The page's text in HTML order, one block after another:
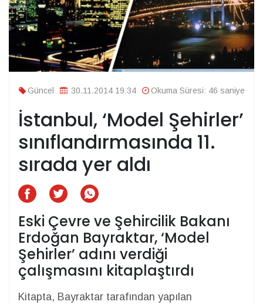
Güncel 30.11.2014 19:34 Okuma Süresi: 46 saniye
İstanbul, ‘Model Şehirler’
sınıflandırmasında 11.
sırada yer aldı
Eski Çevre ve Şehircilik Bakanı
Erdoğan Bayraktar, ‘Model
Şehirler’ adını verdiği
çalışmasını kitaplaştırdı
Kitapta, Bayraktar tarafından yapılan